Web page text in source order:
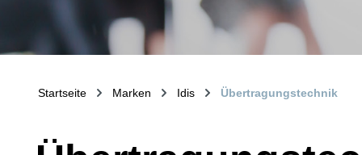
Startseite Marken Idis Übertragungstechnik